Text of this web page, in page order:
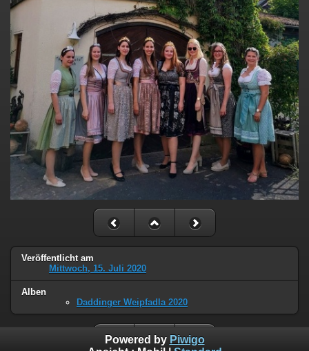
Veröffentlicht am
Mittwoch, 15. Juli 2020
Alben
Daddinger Weipfadla 2020
Powered by Piwigo